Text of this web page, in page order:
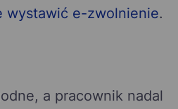
wystawić e-zwolnienie.
a pracownik nadal